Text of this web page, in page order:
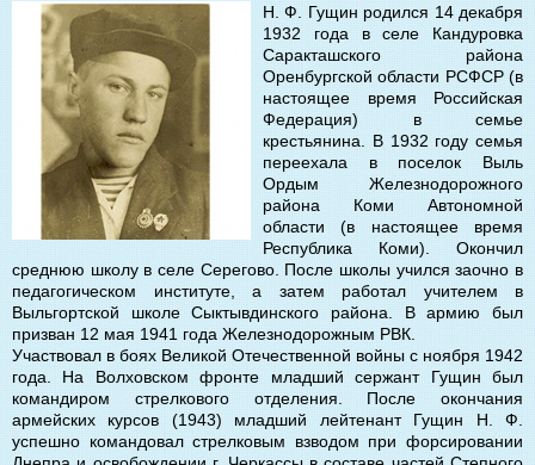
Н. Ф. Гущин родился 14 декабря
1932 года в селе Кандуровка
Саракташского района
Оренбургской области РСФСР (в
настоящее время Российская
Федерация) в семье
крестьянина. В 1932 году семья
переехала в поселок Выль
Ордым Железнодорожного
района Коми Автономной
области (в настоящее время
Республика Коми). Окончил
среднюю школу в селе Серегово. После школы учился заочно в
педагогическом институте, а затем работал учителем в
Выльгортской школе Сыктывдинского района. В армию был
призван 12 мая 1941 года Железнодорожным РВК.
Участвовал в боях Великой Отечественной войны с ноября 1942
года. На Волховском фронте младший сержант Гущин был
командиром стрелкового отделения. После окончания
армейских курсов (1943) младший лейтенант Гущин Н. Ф.
успешно командовал стрелковым взводом при форсировании